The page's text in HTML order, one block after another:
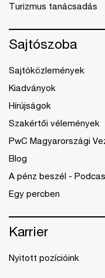
Turizmus tanácsadás
Sajtószoba
Sajtóközlemények
Kiadványok
Hírújságok
Szakértői vélemények
PwC Magyarországi
Blog
A pénz beszél -
Egy percben
Karrier
Nyitott pozícióink